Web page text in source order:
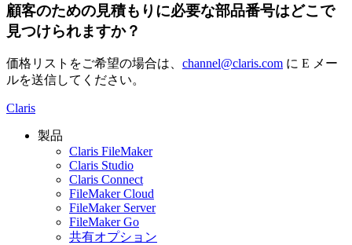
顧客のための見積もりに必要な部品番号はどこで
見つけられますか？
価格リストをご希望の場合は、 channel@claris.com に E メー
ルを送信してください。
Claris
製品
Claris FileMaker
Claris Studio
Claris Connect
FileMaker Cloud
FileMaker Server
FileMaker Go
共有オプション